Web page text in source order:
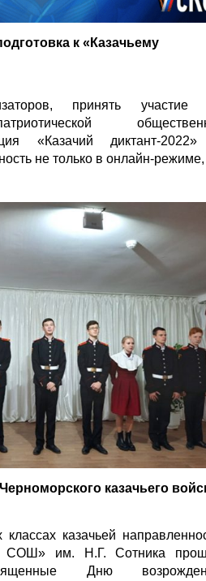
к «Казачьему
принять участие
«Казачий диктант-
не только в онлайн-
казачьего
казачьей
СОШ» им. Н.Г. Сотника
Дню